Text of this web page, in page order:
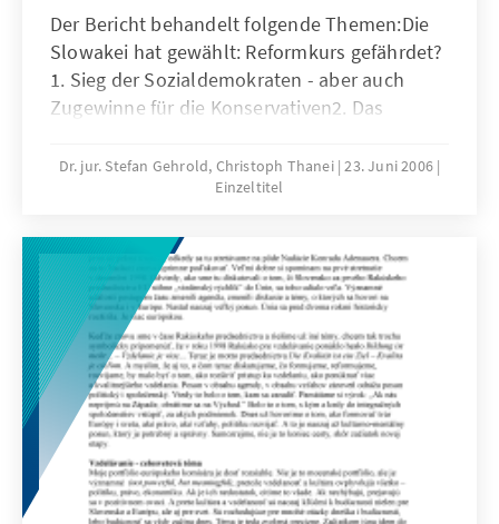
Der Bericht behandelt folgende Themen:Die
Slowakei hat gewählt: Reformkurs gefährdet?
1. Sieg der Sozialdemokraten - aber auch
Zugewinne für die Konservativen2. Das
beginnt
Dr. jur. Stefan Gehrold, Christoph Thanei 23. Juni 2006
Einzeltitel